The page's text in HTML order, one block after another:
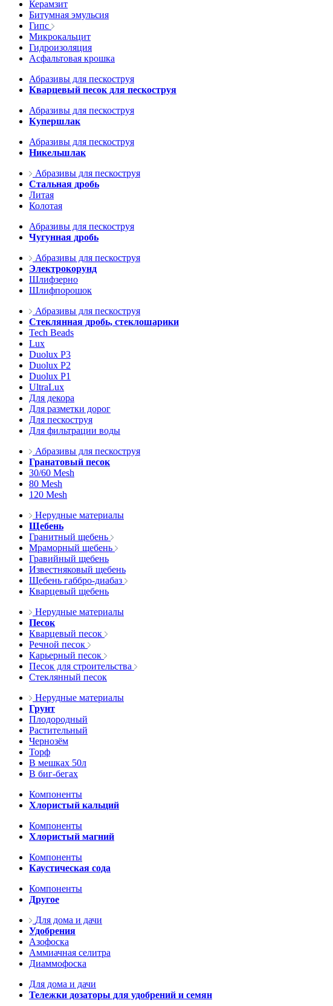
Керамзит
Битумная эмульсия
Гипс
Микрокальцит
Гидроизоляция
Асфальтовая крошка
Абразивы для пескоструя
Кварцевый песок для пескоструя
Абразивы для пескоструя
Купершлак
Абразивы для пескоструя
Никельшлак
Абразивы для пескоструя
Стальная дробь
Литая
Колотая
Абразивы для пескоструя
Чугунная дробь
Абразивы для пескоструя
Электрокорунд
Шлифзерно
Шлифпорошок
Абразивы для пескоструя
Стеклянная дробь, стеклошарики
Tech Beads
Lux
Duolux P3
Duolux P2
Duolux P1
UltraLux
Для декора
Для разметки дорог
Для пескоструя
Для фильтрации воды
Абразивы для пескоструя
Гранатовый песок
30/60 Mesh
80 Mesh
120 Mesh
Нерудные материалы
Щебень
Гранитный щебень
Мраморный щебень
Гравийный щебень
Известняковый щебень
Щебень габбро-диабаз
Кварцевый щебень
Нерудные материалы
Песок
Кварцевый песок
Речной песок
Карьерный песок
Песок для строительства
Стеклянный песок
Нерудные материалы
Грунт
Плодородный
Растительный
Чернозём
Торф
В мешках 50л
В биг-бегах
Компоненты
Хлористый кальций
Компоненты
Хлористый магний
Компоненты
Каустическая сода
Компоненты
Другое
Для дома и дачи
Удобрения
Азофоска
Аммиачная селитра
Диаммофоска
Для дома и дачи
Тележки дозаторы для удобрений и семян